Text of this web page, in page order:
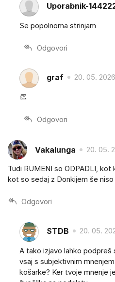
Uporabnik-
Se popolnoma strinjam
Odgovori
graf 20. 05. 2026
👏
Odgovori
Vakalunga 20. 05.
Tudi RUMENI so ODPADLI,
kot so sedaj z Donkijem še niso
Odgovori
STDB 20. 05.
A tako izjavo lahko podpreš
vsaj s subjektivnim
košarke? Ker tvoje mnenje